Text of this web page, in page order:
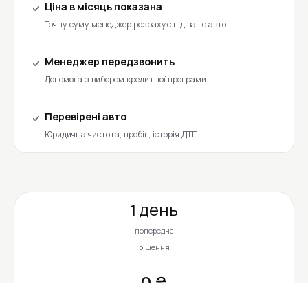
Ціна в місяць показана
Точну суму менеджер розрахує під ваше авто
Менеджер передзвонить
Допомога з вибором кредитної програми
Перевірені авто
Юридична чистота, пробіг, історія ДТП
1 день
попереднє
рішення